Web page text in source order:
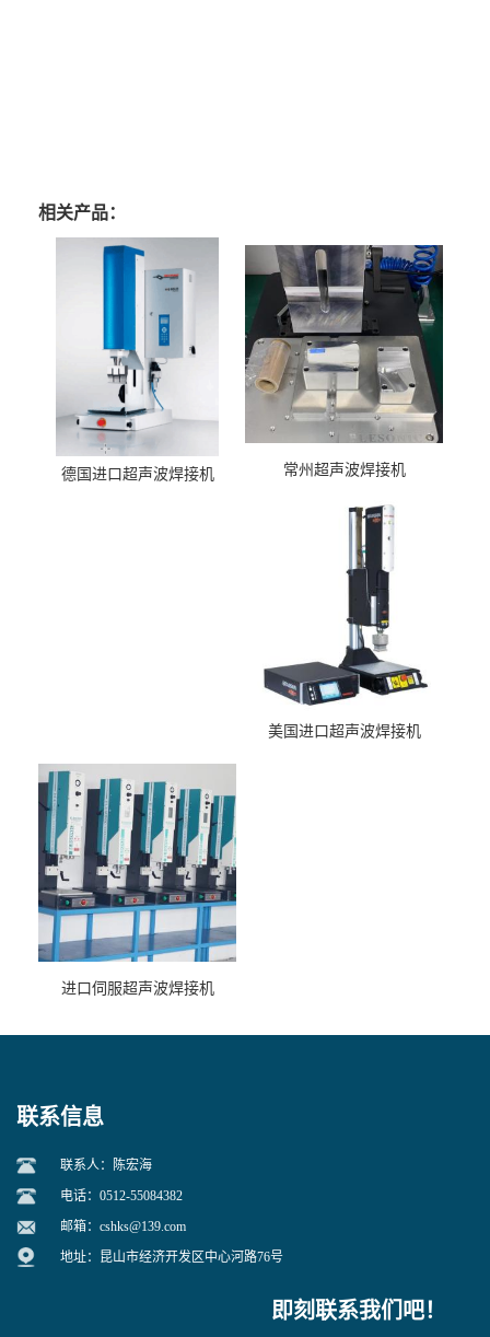
相关产品：
德国进口超声波焊接机 常州超声波焊接机
美国进口超声波焊接机
进口伺服超声波焊接机
联系信息
联系人：陈宏海
电话：0512-55084382
邮箱： cshks@139.com
地址：昆山市经济开发区中心河路76号
即刻联系我们吧！